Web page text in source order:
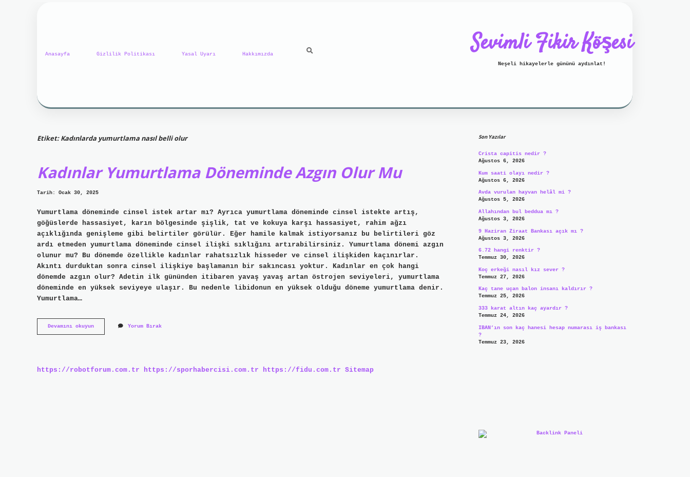
Anasayfa Gizlilik Politikası Yasal Uyarı Hakkımızda Sevimli Fikir Köşesi
Neşeli hikayelerle gününü aydınlat!
Etiket:Kadınlarda yumurtlama nasıl belli olur
Kadınlar Yumurtlama Döneminde Azgın Olur Mu
Tarih: Ocak 30, 2025
Yumurtlama döneminde cinsel istek artar mı? Ayrıca yumurtlama döneminde cinsel istekte artış,
göğüslerde hassasiyet, karın bölgesinde şişlik, tat ve kokuya karşı hassasiyet, rahim ağzı
açıklığında genişleme gibi belirtiler görülür. Eğer hamile kalmak istiyorsanız bu belirtileri göz
ardı etmeden yumurtlama döneminde cinsel ilişki sıklığını artırabilirsiniz. Yumurtlama dönemi azgın
olunur mu? Bu dönemde özellikle kadınlar rahatsızlık hisseder ve cinsel ilişkiden kaçınırlar.
Akıntı durduktan sonra cinsel ilişkiye başlamanın bir sakıncası yoktur. Kadınlar en çok hangi
dönemde azgın olur? Adetin ilk gününden itibaren yavaş yavaş artan östrojen seviyeleri, yumurtlama
döneminde en yüksek seviyeye ulaşır. Bu nedenle libidonun en yüksek olduğu döneme yumurtlama denir.
Yumurtlama…
Devamını okuyunKadınlar
Yumurtlama
Yorum Bırak
https://robotforum.com.tr https://sporhabercisi.com.tr https://fidu.com.tr Sitemap
Son Yazılar
Crista capitis nedir ?
Ağustos 6, 2026
Kum saati olayı nedir ?
Ağustos 6, 2026
Avda vurulan hayvan helâl mi ?
Ağustos 5, 2026
Allahından bul beddua mı ?
Ağustos 3, 2026
9 Haziran Ziraat Bankası açık mı ?
Ağustos 3, 2026
6.72 hangi renktir ?
Temmuz 30, 2026
Koç erkeği nasıl kız sever ?
Temmuz 27, 2026
Kaç tane uçan balon insanı kaldırır ?
Temmuz 25, 2026
333 karat altın kaç ayardır ?
Temmuz 24, 2026
IBAN’ın son kaç hanesi hesap numarası iş bankası
?
Temmuz 23, 2026